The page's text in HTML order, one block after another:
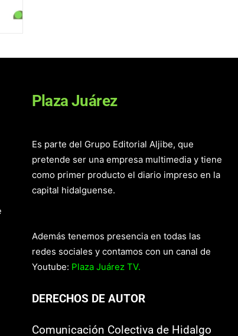
Plaza Juárez
Es parte del Grupo Editorial Aljibe, que
pretende ser una empresa multimedia y tiene
como primer producto el diario impreso en la
capital hidalguense.
Además tenemos presencia en todas las
redes sociales y contamos con un canal de
Youtube: Plaza Juárez TV.
DERECHOS DE AUTOR
Comunicación Colectiva de Hidalgo